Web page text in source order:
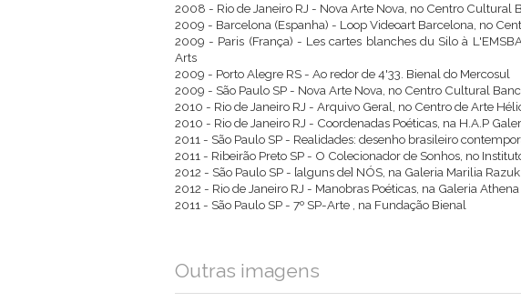
2008 - Rio de Janeiro RJ - Nova Arte Nova, no Centro Cultural
2009 - Barcelona (Espanha) - Loop Videoart Barcelona, no
2009 - Paris (França) - Les cartes blanches du Silo à
Arts
2009 - Porto Alegre RS - Ao redor de 4'33. Bienal do Mercosul
2009 - São Paulo SP - Nova Arte Nova, no Centro Cultural
2010 - Rio de Janeiro RJ - Arquivo Geral, no Centro de Arte
2010 - Rio de Janeiro RJ - Coordenadas Poéticas, na H.A.P
2011 - São Paulo SP - Realidades: desenho brasileiro
2011 - Ribeirão Preto SP - O Colecionador de Sonhos, no
2012 - São Paulo SP - [alguns de] NÓS, na Galeria Marilia Razuk
2012 - Rio de Janeiro RJ - Manobras Poéticas, na Galeria
2011 - São Paulo SP - 7º SP-Arte , na Fundação Bienal
Outras imagens